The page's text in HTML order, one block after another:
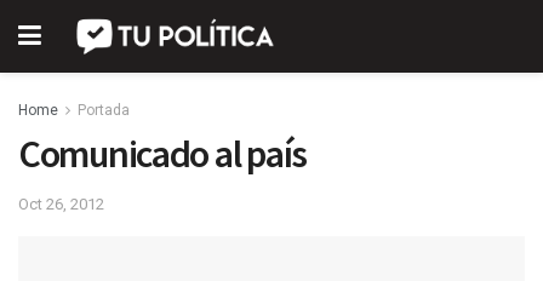
Home Portada
Comunicado al país
Oct 26, 2012